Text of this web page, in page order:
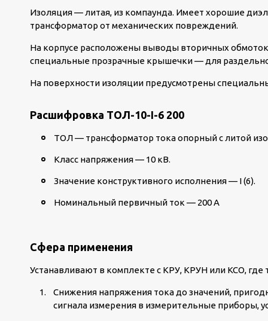
Изоляция — литая, из компаунда. Имеет хорошие
трансформатор от механических повреждений.
На корпусе расположены выводы вторичных
специальные прозрачные крышечки — для
На поверхности изоляции предусмотрены
Расшифровка ТОЛ-10-I-6 200
ТОЛ — трансформатор тока опорный с литой
Класс напряжения — 10 кВ.
Значение конструктивного исполнения — I (6).
Номинальный первичный ток — 200 А
Сфера применения
Устанавливают в комплекте с КРУ, КРУН или КСО,
Снижения напряжения тока до значений,
сигнала измерения в измерительные приборы,